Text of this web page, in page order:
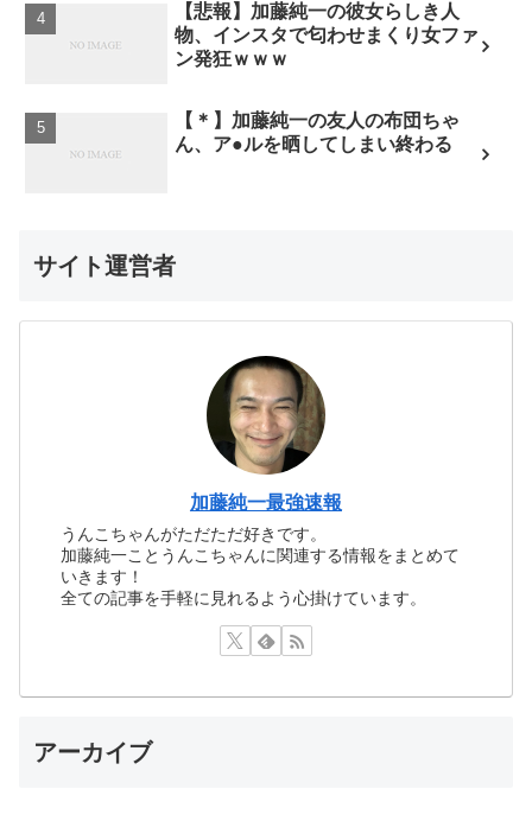
【悲報】加藤純一の彼女らしき人
物、インスタで匂わせまくり女ファ
ン発狂ｗｗｗ
【＊】加藤純一の友人の布団ちゃ
ん、ア●ルを晒してしまい終わる
サイト運営者
加藤純一最強速報
うんこちゃんがただただ好きです。
加藤純一ことうんこちゃんに関連する情報をまとめて
いきます！
全ての記事を手軽に見れるよう心掛けています。
アーカイブ